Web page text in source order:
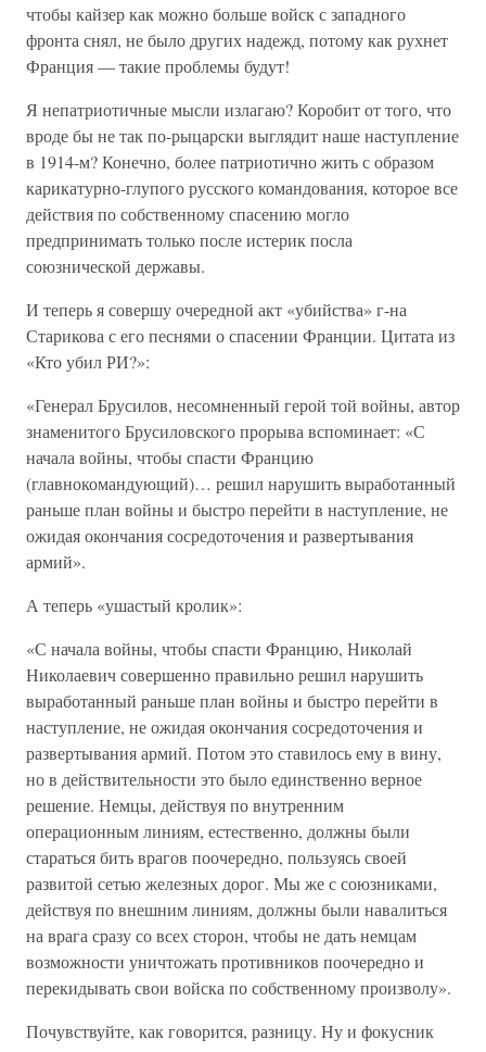
чтобы кайзер как можно больше войск с западного
фронта снял, не было других надежд, потому как рухнет
Франция — такие проблемы будут!
Я непатриотичные мысли излагаю? Коробит от того, что
вроде бы не так по-рыцарски выглядит наше наступление
в 1914-м? Конечно, более патриотично жить с образом
карикатурно-глупого русского командования, которое все
действия по собственному спасению могло
предпринимать только после истерик посла
союзнической державы.
И теперь я совершу очередной акт «убийства» г-на
Старикова с его песнями о спасении Франции. Цитата из
«Кто убил РИ?»:
«Генерал Брусилов, несомненный герой той войны, автор
знаменитого Брусиловского прорыва вспоминает: «С
начала войны, чтобы спасти Францию
(главнокомандующий)… решил нарушить выработанный
раньше план войны и быстро перейти в наступление, не
ожидая окончания сосредоточения и развертывания
армий».
А теперь «ушастый кролик»:
«С начала войны, чтобы спасти Францию, Николай
Николаевич совершенно правильно решил нарушить
выработанный раньше план войны и быстро перейти в
наступление, не ожидая окончания сосредоточения и
развертывания армий. Потом это ставилось ему в вину,
но в действительности это было единственно верное
решение. Немцы, действуя по внутренним
операционным линиям, естественно, должны были
стараться бить врагов поочередно, пользуясь своей
развитой сетью железных дорог. Мы же с союзниками,
действуя по внешним линиям, должны были навалиться
на врага сразу со всех сторон, чтобы не дать немцам
возможности уничтожать противников поочередно и
перекидывать свои войска по собственному произволу».
Почувствуйте, как говорится, разницу. Ну и фокусник